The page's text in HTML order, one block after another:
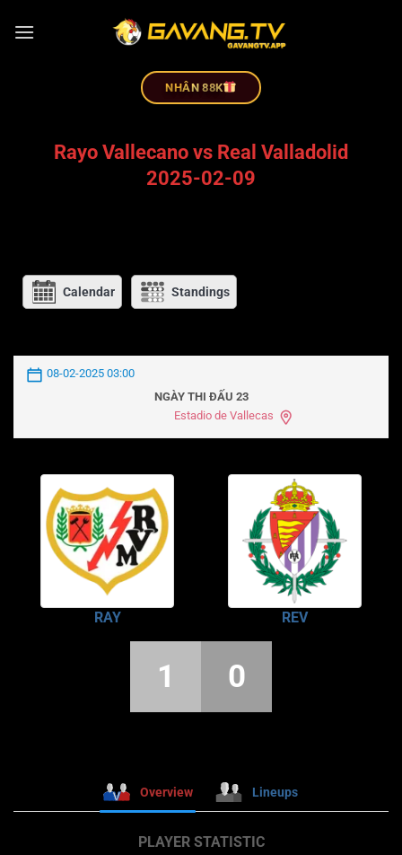
NHÂN 88K
Rayo Vallecano vs Real Valladolid
2025-02-09
Calendar Standings
08-02-2025 03:00
NGÀY THI ĐẤU 23
Estadio de Vallecas
RAY REV
1 0
Overview Lineups
PLAYER STATISTIC